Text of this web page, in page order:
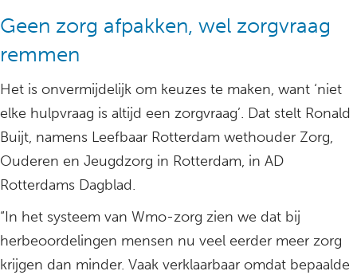
Geen zorg afpakken, wel zorgvraag
remmen
Het is onvermijdelijk om keuzes te maken, want ‘niet
elke hulpvraag is altijd een zorgvraag’. Dat stelt Ronald
Buijt, namens Leefbaar Rotterdam wethouder Zorg,
Ouderen en Jeugdzorg in Rotterdam, in AD
Rotterdams Dagblad.
“In het systeem van Wmo-zorg zien we dat bij
herbeoordelingen mensen nu veel eerder meer zorg
krijgen dan minder. Vaak verklaarbaar omdat bepaalde